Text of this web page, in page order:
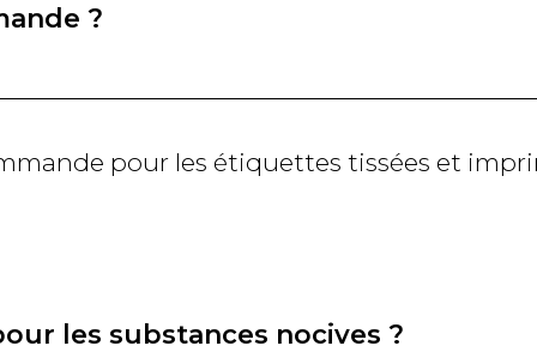
?
pour les étiquettes tissées et
les substances nocives ?